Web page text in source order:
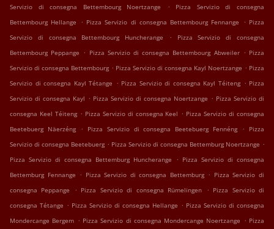
Servizio di consegna Bettembourg Noertzange
.
Pizza Servizio di consegna
Bettembourg Hellange
. Pizza Servizio di consegna Bettembourg Fennange . Pizza
Servizio di consegna Bettembourg Huncherange
.
Pizza Servizio di consegna
Bettembourg Peppange
. Pizza Servizio di consegna Bettembourg Abweiler . Pizza
Servizio di consegna Bettembourg . Pizza Servizio di consegna Kayl Noertzange . Pizza
Servizio di consegna Kayl Tétange . Pizza Servizio di consegna Kayl Téiteng . Pizza
Servizio di consegna Kayl . Pizza Servizio di consegna Noertzange . Pizza Servizio di
consegna Keel Téiteng . Pizza Servizio di consegna Keel . Pizza Servizio di consegna
Beetebuerg Näerzéng
. Pizza Servizio di consegna Beetebuerg Fennéng .
Pizza
Servizio di consegna Beetebuerg . Pizza Servizio di consegna Bettemburg Noertzange .
Pizza Servizio di consegna Bettemburg Huncherange
. Pizza Servizio di consegna
Bettemburg Fennange . Pizza Servizio di consegna Bettemburg . Pizza Servizio di
consegna Peppange
. Pizza Servizio di consegna Rümelingen . Pizza Servizio di
consegna Tétange . Pizza Servizio di consegna Hellange . Pizza Servizio di consegna
Mondercange Bergem . Pizza Servizio di consegna Mondercange Noertzange . Pizza